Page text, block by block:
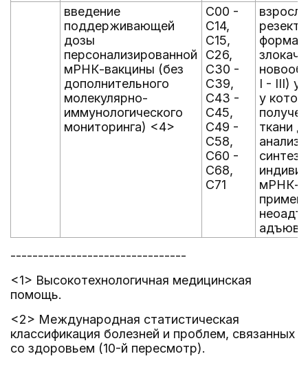
введение
поддерживающей
дозы
персонализированной
мРНК-вакцины (без
дополнительного
молекулярно-
иммунологического
мониторинга) <4>
C00 -
C14,
C15,
C26,
C30 -
C39,
C43 -
C45,
C49 -
C58,
C60 -
C68,
C71
I - III)
у
ткани
мРНК-
--------------------------------
<1> Высокотехнологичная медицинская
помощь.
<2> Международная статистическая
классификация болезней и проблем, связанных
со здоровьем (10-й пересмотр).